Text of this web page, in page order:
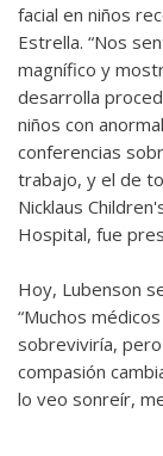
facial en niños
Estrella. “Nos
magnífico y
desarrolla
niños con
conferencias
trabajo, y el de
Nicklaus
Hospital, fue
Hoy, Lubenson
“Muchos
sobreviviría,
compasión
lo veo sonreír,